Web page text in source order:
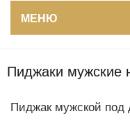
МЕНЮ
Пиджаки мужские
Пиджак мужской под